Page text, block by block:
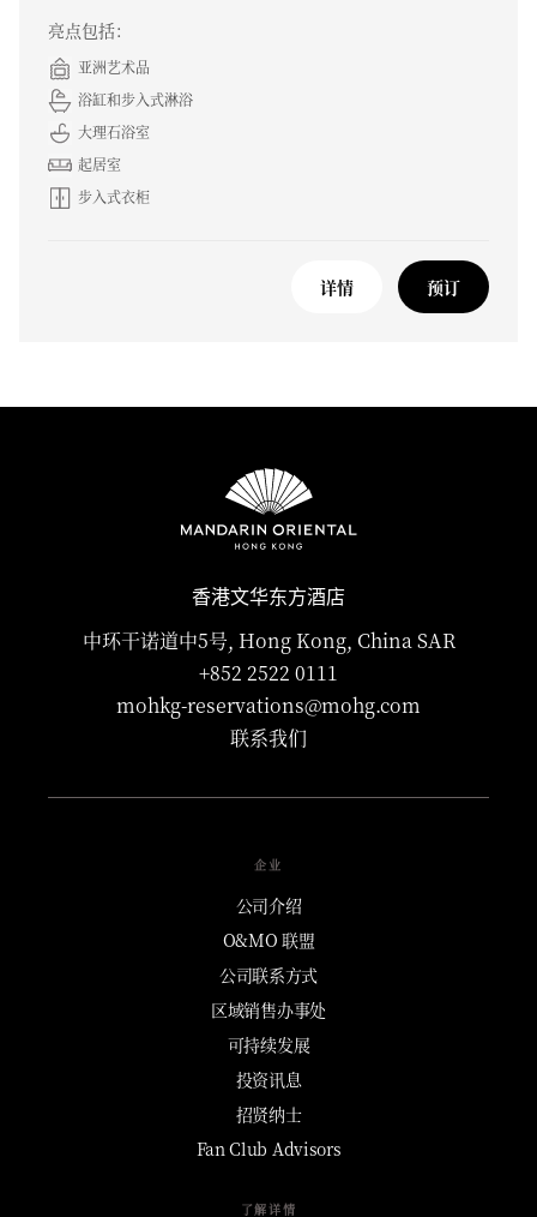
亮点包括：
亚洲艺术品
浴缸和步入式淋浴
大理石浴室
起居室
步入式衣柜
详情 预订
香港文华东方酒店
中环干诺道中5号, Hong Kong, China SAR
+852 2522 0111
mohkg-reservations@mohg.com
联系我们
企业
公司介绍
O&MO 联盟
公司联系方式
区域销售办事处
可持续发展
投资讯息
招贤纳士
Fan Club Advisors
了解详情